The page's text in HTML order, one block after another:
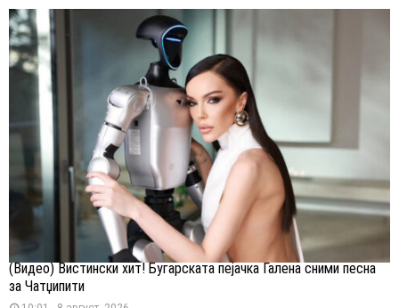
(Видео) Вистински хит! Бугарската пејачка Галена сними песна
за Чатџипити